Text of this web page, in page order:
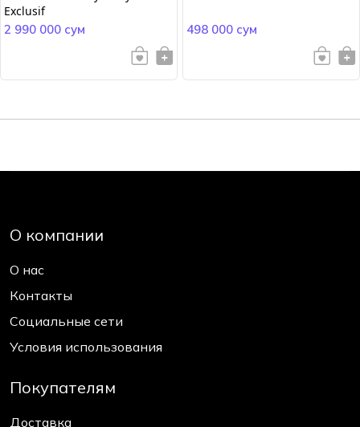
Exclusif
2 990 000 сум
498 000 сум
О компании
О нас
Контакты
Социальные сети
Условия использования
Покупателям
Доставка